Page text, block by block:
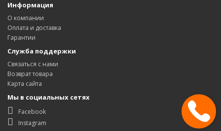
Информация
О компании
Оплата и доставка
Гарантии
Служба поддержки
Связаться с нами
Возврат товара
Карта сайта
Мы в социальных сетях
Facebook
Instagram